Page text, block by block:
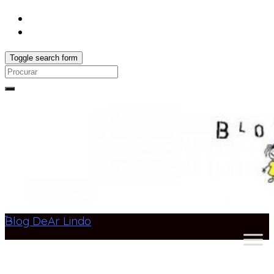
Toggle search form
Search
Blog DeAr Lindo